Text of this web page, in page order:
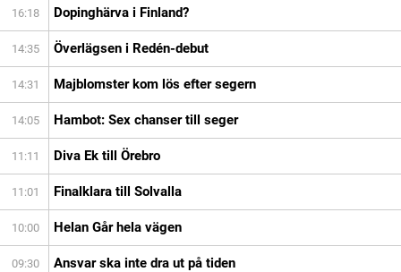
16:18 Dopinghärva i Finland?
14:35 Överlägsen i Redén-debut
14:31 Majblomster kom lös efter segern
14:05 Hambot: Sex chanser till seger
11:11 Diva Ek till Örebro
11:01 Finalklara till Solvalla
10:00 Helan Går hela vägen
09:30 Ansvar ska inte dra ut på tiden